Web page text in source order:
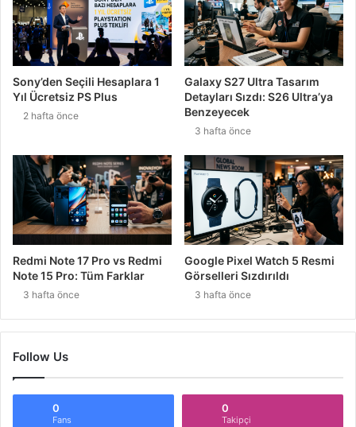
Sony’den Seçili Hesaplara 1
Yıl Ücretsiz PS Plus
2 hafta önce
Galaxy S27 Ultra Tasarım
Detayları Sızdı: S26 Ultra’ya
Benzeyecek
3 hafta önce
Redmi Note 17 Pro vs Redmi
Note 15 Pro: Tüm Farklar
3 hafta önce
Google Pixel Watch 5 Resmi
Görselleri Sızdırıldı
3 hafta önce
Follow Us
0
Fans
0
Takipçi